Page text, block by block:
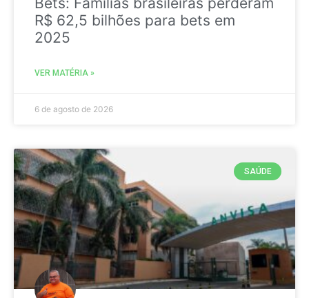
R$ 62,5 bilhões para bets em
2025
VER MATÉRIA »
6 de agosto de 2026
SAÚDE